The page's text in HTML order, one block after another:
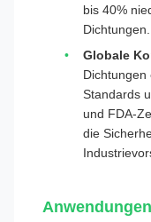
bis 40%
Dichtungen.
Globale
Dichtungen
Standards
und FDA-
die
Anwendungen